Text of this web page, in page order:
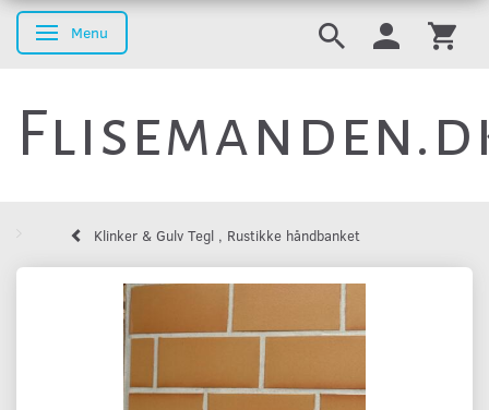
Skifte navigation
Menu
Klinker & Gulv Tegl , Rustikke håndbanket